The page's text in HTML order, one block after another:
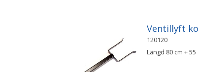
Ventillyft
120120
Längd 80 cm +